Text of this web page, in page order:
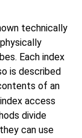
technically
Each index
is described
of an
access
divide
can use